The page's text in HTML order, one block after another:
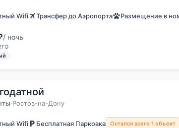
Wifi Трансфер до Аэропорта Размещение в
/ ночь
·Ростов-на-Дону
гостей
Wifi Бесплатная Парковка Остался всего 1 объект